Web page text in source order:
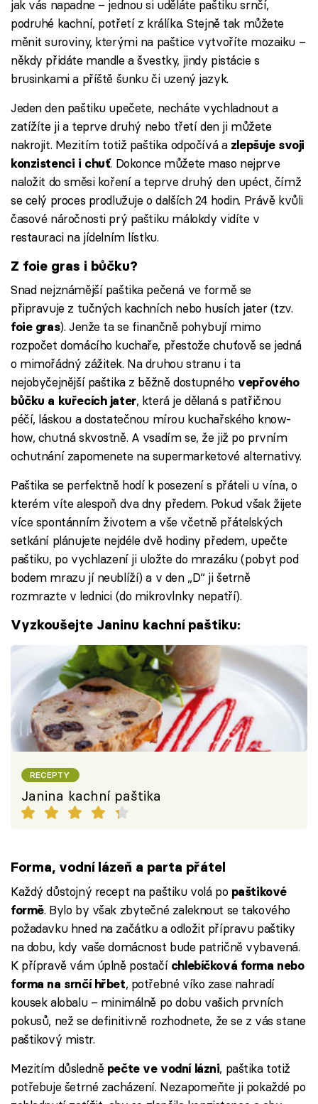
jak vás napadne – jednou si uděláte paštiku srnčí,
podruhé kachní, potřetí z králíka. Stejně tak můžete
měnit suroviny, kterými na paštice vytvoříte mozaiku –
někdy přidáte mandle a švestky, jindy pistácie s
brusinkami a příště šunku či uzený jazyk.
Jeden den paštiku upečete, necháte vychladnout a
zatížíte ji a teprve druhý nebo třetí den ji můžete
nakrojit. Mezitím totiž paštika odpočívá a zlepšuje svoji
konzistenci i chuť. Dokonce můžete maso nejprve
naložit do směsi koření a teprve druhý den upéct, čímž
se celý proces prodlužuje o dalších 24 hodin. Právě kvůli
časové náročnosti prý paštiku málokdy vidíte v
restauraci na jídelním lístku.
Z foie gras i bůčku?
Snad nejznámější paštika pečená ve formě se
připravuje z tučných kachních nebo husích jater (tzv.
foie gras). Jenže ta se finančně pohybují mimo
rozpočet domácího kuchaře, přestože chuťově se jedná
o mimořádný zážitek. Na druhou stranu i ta
nejobyčejnější paštika z běžně dostupného vepřového
bůčku a kuřecích jater, která je dělaná s patřičnou
péčí, láskou a dostatečnou mírou kuchařského know-
how, chutná skvostně. A vsadím se, že již po prvním
ochutnání zapomenete na supermarketové alternativy.
Paštika se perfektně hodí k posezení s přáteli u vína, o
kterém víte alespoň dva dny předem. Pokud však žijete
více spontánním životem a vše včetně přátelských
setkání plánujete nejdéle dvě hodiny předem, upečte
paštiku, po vychlazení ji uložte do mrazáku (pobyt pod
bodem mrazu jí neublíží) a v den „D“ ji šetrně
rozmrazte v lednici (do mikrovlnky nepatří).
Vyzkoušejte Janinu kachní paštiku:
RECEPTY
Janina kachní paštika
Forma, vodní lázeň a parta přátel
Každý důstojný recept na paštiku volá po paštikové
formě. Bylo by však zbytečné zaleknout se takového
požadavku hned na začátku a odložit přípravu paštiky
na dobu, kdy vaše domácnost bude patričně vybavená.
K přípravě vám úplně postačí chlebíčková forma nebo
forma na srnčí hřbet, potřebné víko zase nahradí
kousek alobalu – minimálně po dobu vašich prvních
pokusů, než se definitivně rozhodnete, že se z vás stane
paštikový mistr.
Mezitím důsledně pečte ve vodní lázni, paštika totiž
potřebuje šetrné zacházení. Nezapomeňte ji pokaždé po